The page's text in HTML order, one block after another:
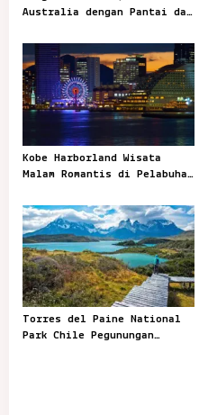
t
i
o
n
Australia dengan Pantai dan
Kobe Harborland Wisata
Malam Romantis di Pelabuhan
Torres del Paine National
Park Chile Pegunungan